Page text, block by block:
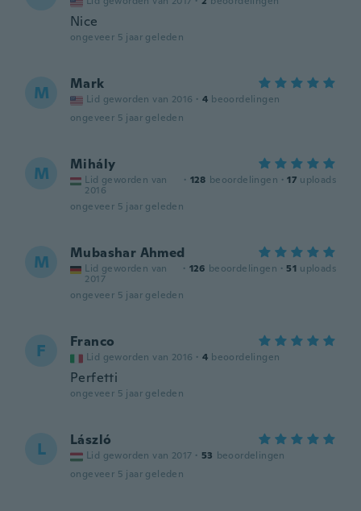
Nice
ongeveer 5 jaar geleden
M Mark
Lid geworden van 2016 · 4 beoordelingen
ongeveer 5 jaar geleden
M Mihály
Lid geworden van
2016
· 128 beoordelingen · 17 uploads
ongeveer 5 jaar geleden
M Mubashar Ahmed
Lid geworden van
2017
· 126 beoordelingen · 51 uploads
ongeveer 5 jaar geleden
F Franco
Lid geworden van 2016 · 4 beoordelingen
Perfetti
ongeveer 5 jaar geleden
L László
Lid geworden van 2017 · 53 beoordelingen
ongeveer 5 jaar geleden